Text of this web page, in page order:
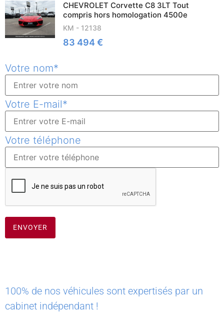
CHEVROLET Corvette C8 3LT Tout
compris hors homologation 4500e
KM - 12138
83 494 €
Votre nom*
Votre E-mail*
Votre téléphone
100% de nos véhicules sont expertisés par un
cabinet indépendant !